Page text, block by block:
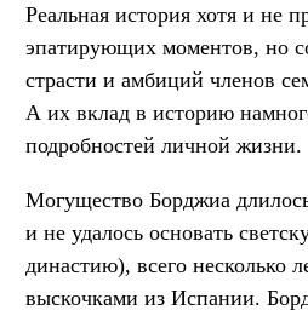
Реальная история хотя и не
эпатирующих моментов, но
страсти и амбиций членов
А их вклад в историю
подробностей личной жизни.
Могущество Борджиа
и не удалось основать
династию), всего несколько
выскочками из Испании.